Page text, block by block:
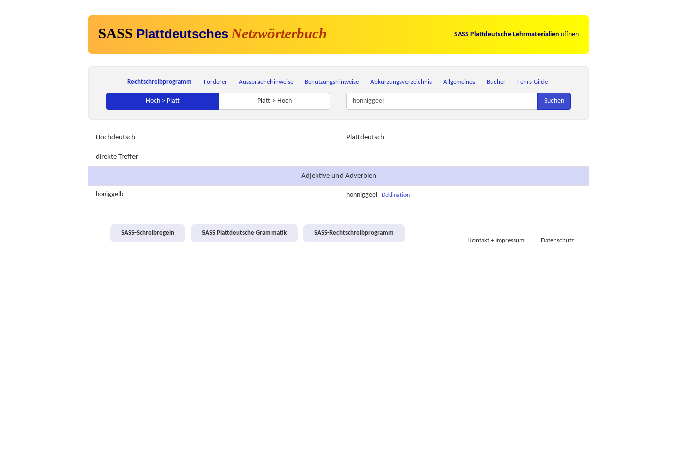
SASS Plattdeutsches Netzwörterbuch SASS Plattdeutsche Lehrmaterialien öffnen
Rechtschreibprogramm Förderer Aussprachehinweise Benutzungshinweise Abkürzungsverzeichnis Allgemeines Bücher Fehrs-Gilde
Hoch > Platt Platt > Hoch Suchen
Hochdeutsch Plattdeutsch
direkte Treffer
Adjektive und Adverbien
honiggelb honniggeel Deklination
SASS-Schreibregeln SASS Plattdeutsche Grammatik
SASS-Rechtschreibprogramm
Kontakt + Impressum
Datenschutz